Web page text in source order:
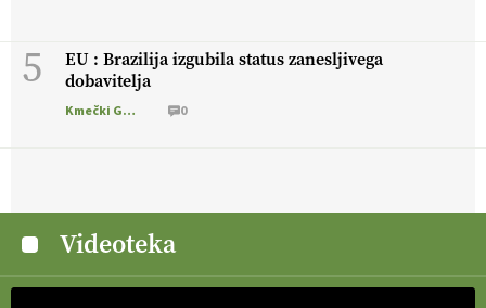
5
EU : Brazilija izgubila status zanesljivega
dobavitelja
Kmečki Glas 0
Videoteka